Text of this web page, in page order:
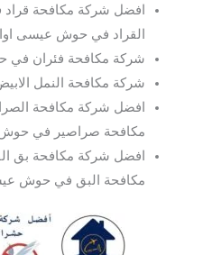
افضل شركة مكافحة
القراد في حوش عيسى
شركة مكافحة فئران في
شركة مكافحة النمل
افضل شركة مكافحة
مكافحة صراصير في
افضل شركة مكافحة
مكافحة البق في حوش